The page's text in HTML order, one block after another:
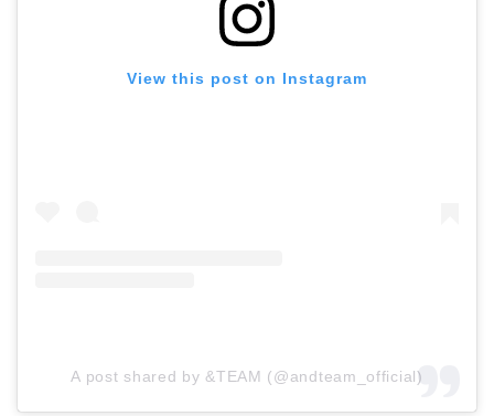
View this post on Instagram
A post shared by &TEAM (@andteam_official)